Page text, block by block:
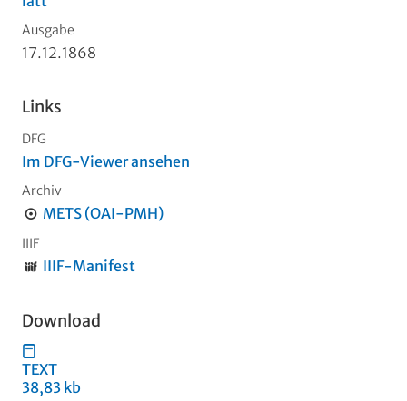
Ausgabe
17.12.1868
Links
DFG
Im DFG-Viewer ansehen
Archiv
METS (OAI-PMH)
IIIF
IIIF-Manifest
Download
TEXT
38,83 kb